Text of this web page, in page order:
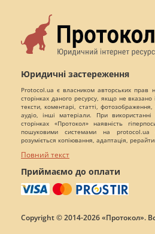
Юридичні застереження
Protocol.ua є власником авторських прав
сторінках даного ресурсу, якщо не
тексти, коментарі, статті,
аудіо, інші матеріали. При
сторінках «Протокол» наявність
пошуковими системами на protocol.ua
розуміється копіювання, адаптація,
Повний текст
Приймаємо до оплати
Copyright © 2014-2026 «Протокол».